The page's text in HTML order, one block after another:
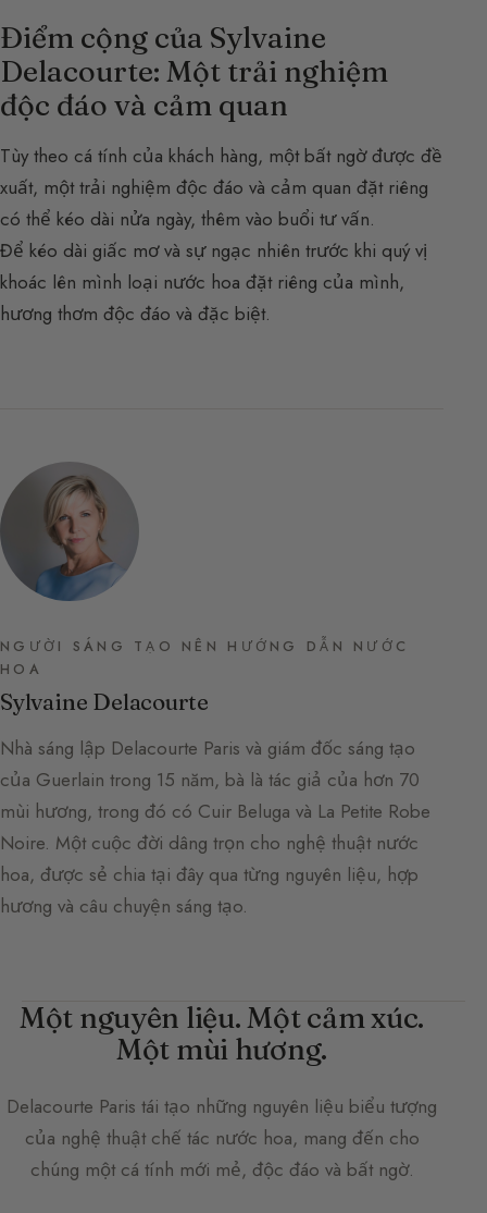
Điểm cộng của Sylvaine
Delacourte: Một trải nghiệm
độc đáo và cảm quan
Tùy theo cá tính của khách hàng, một bất ngờ được đề
xuất, một trải nghiệm độc đáo và cảm quan đặt riêng
có thể kéo dài nửa ngày, thêm vào buổi tư vấn.
Để kéo dài giấc mơ và sự ngạc nhiên trước khi quý vị
khoác lên mình loại nước hoa đặt riêng của mình,
hương thơm độc đáo và đặc biệt.
NGƯỜI SÁNG TẠO NÊN HƯỚNG DẪN NƯỚC
HOA
Sylvaine Delacourte
Nhà sáng lập Delacourte Paris và giám đốc sáng tạo
của Guerlain trong 15 năm, bà là tác giả của hơn 70
mùi hương, trong đó có Cuir Beluga và La Petite Robe
Noire. Một cuộc đời dâng trọn cho nghệ thuật nước
hoa, được sẻ chia tại đây qua từng nguyên liệu, hợp
hương và câu chuyện sáng tạo.
Một nguyên liệu. Một cảm xúc.
Một mùi hương.
Delacourte Paris tái tạo những nguyên liệu biểu tượng
của nghệ thuật chế tác nước hoa, mang đến cho
chúng một cá tính mới mẻ, độc đáo và bất ngờ.